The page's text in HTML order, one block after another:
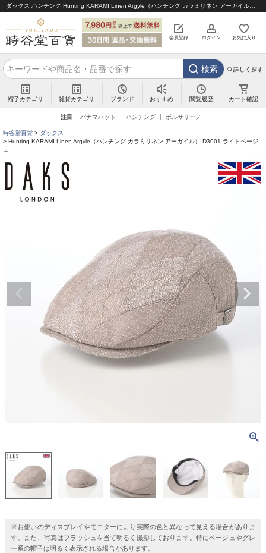
会員登録 ログイン お気に入り
検索 詳しく探す
帽子カテゴリ 雑貨カテゴリ ブランド おすすめ 閲覧履歴 カート確認
注目 パナマハット ハンチング ボルサリーノ
時谷堂百貨
ダックス
Hunting KARAMI Linen Argyle（ハンチング カラミリネン アーガイル） D3001 ライトベージ
ュ
※お使いのディスプレイやモニターにより実際の色と異なって見える場合がありま
す。また、写真はフラッシュを当て明るく撮影しております。特にベージュやグレ
ー系の帽子は明るく表示される場合があります。